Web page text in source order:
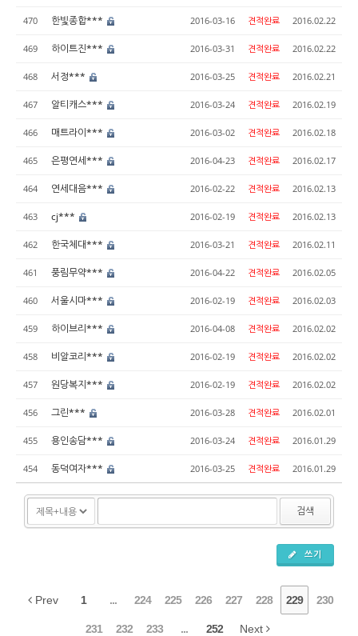
470 한빛종합*** 2016-03-16 견적완료 2016.02.22
469 하이트진*** 2016-03-31 견적완료 2016.02.22
468 서정*** 2016-03-25 견적완료 2016.02.21
467 알티캐스*** 2016-03-24 견적완료 2016.02.19
466 매트라이*** 2016-03-02 견적완료 2016.02.18
465 은평연세*** 2016-04-23 견적완료 2016.02.17
464 연세대음*** 2016-02-22 견적완료 2016.02.13
463 cj*** 2016-02-19 견적완료 2016.02.13
462 한국체대*** 2016-03-21 견적완료 2016.02.11
461 풍림무약*** 2016-04-22 견적완료 2016.02.05
460 서울시마*** 2016-02-19 견적완료 2016.02.03
459 하이브리*** 2016-04-08 견적완료 2016.02.02
458 비알코리*** 2016-02-19 견적완료 2016.02.02
457 원당복지*** 2016-02-19 견적완료 2016.02.02
456 그린*** 2016-03-28 견적완료 2016.02.01
455 용인송담*** 2016-03-24 견적완료 2016.01.29
454 동덕여자*** 2016-03-25 견적완료 2016.01.29
검색
쓰기
Prev 1 ... 224 225 226 227 228 229 230
231 232 233 ... 252 Next